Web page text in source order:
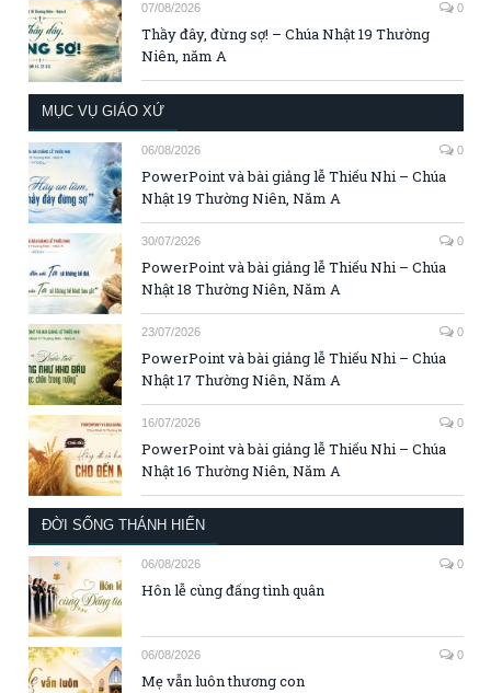
07/08/2026 0
Thầy đây, đừng sợ! – Chúa Nhật 19 Thường
Niên, năm A
MỤC VỤ GIÁO XỨ
06/08/2026 0
PowerPoint và bài giảng lễ Thiếu Nhi – Chúa
Nhật 19 Thường Niên, Năm A
30/07/2026 0
PowerPoint và bài giảng lễ Thiếu Nhi – Chúa
Nhật 18 Thường Niên, Năm A
23/07/2026 0
PowerPoint và bài giảng lễ Thiếu Nhi – Chúa
Nhật 17 Thường Niên, Năm A
16/07/2026 0
PowerPoint và bài giảng lễ Thiếu Nhi – Chúa
Nhật 16 Thường Niên, Năm A
ĐỜI SỐNG THÁNH HIẾN
06/08/2026 0
Hôn lễ cùng đấng tình quân
06/08/2026 0
Mẹ vẫn luôn thương con